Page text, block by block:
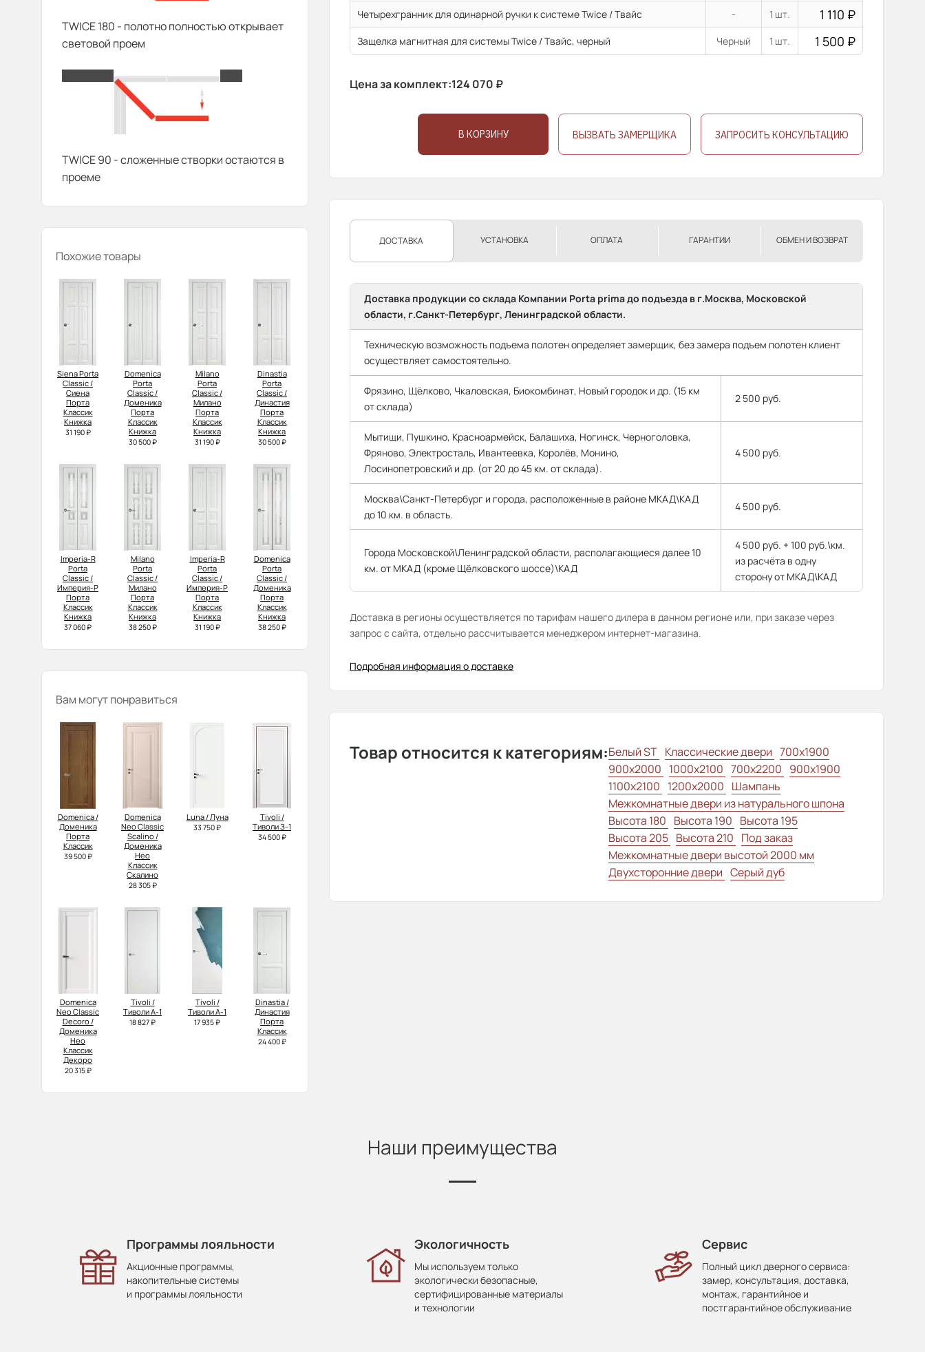
TWICE 180 - полотно полностью открывает
световой проем
TWICE 90 - сложенные створки остаются в
проеме
Похожие товары
Siena Porta
Classic /
Сиена
Порта
Классик
Книжка
31 190 ₽
Domenica
Porta
Classic /
Доменика
Порта
Классик
Книжка
30 500 ₽
Milano
Porta
Classic /
Милано
Порта
Классик
Книжка
31 190 ₽
Dinastia
Porta
Classic /
Династия
Порта
Классик
Книжка
30 500 ₽
Imperia-R
Porta
Classic /
Империя-Р
Порта
Классик
Книжка
37 060 ₽
Milano
Porta
Classic /
Милано
Порта
Классик
Книжка
38 250 ₽
Imperia-R
Porta
Classic /
Империя-Р
Порта
Классик
Книжка
31 190 ₽
Domenica
Porta
Classic /
Доменика
Порта
Классик
Книжка
38 250 ₽
Вам могут понравиться
Domenica /
Доменика
Порта
Классик
39 500 ₽
Domenica
Neo Classic
Scalino /
Доменика
Нео
Классик
Скалино
28 305 ₽
Luna / Луна
33 750 ₽
Tivoli /
Тиволи З-1
34 500 ₽
Domenica
Neo Classic
Decoro /
Доменика
Нео
Классик
Декоро
20 315 ₽
Tivoli /
Тиволи А-1
18 827 ₽
Tivoli /
Тиволи А-1
17 935 ₽
Dinastia /
Династия
Порта
Классик
24 400 ₽
Четырехгранник для одинарной ручки к системе Twice / Твайс - 1 шт. 1 110 ₽
Защелка магнитная для системы Twice / Твайс, черный Черный 1 шт. 1 500 ₽
Цена за комплект:124 070 ₽
В КОРЗИНУ ВЫЗВАТЬ ЗАМЕРЩИКА ЗАПРОСИТЬ КОНСУЛЬТАЦИЮ
ДОСТАВКА УСТАНОВКА ОПЛАТА ГАРАНТИИ ОБМЕН И ВОЗВРАТ
Доставка продукции со склада Компании Porta prima до подъезда в г.Москва, Московской
области, г.Санкт-Петербург, Ленинградской области.
Техническую возможность подъема полотен определяет замерщик, без замера подъем полотен клиент
осуществляет самостоятельно.
Фрязино, Щёлково, Чкаловская, Биокомбинат, Новый городок и др. (15 км
от склада)
2 500 руб.
Мытищи, Пушкино, Красноармейск, Балашиха, Ногинск, Черноголовка,
Фряново, Электросталь, Ивантеевка, Королёв, Монино,
Лосинопетровский и др. (от 20 до 45 км. от склада).
4 500 руб.
Москва\Санкт-Петербург и города, расположенные в районе МКАД\КАД
до 10 км. в область.
4 500 руб.
Города Московской\Ленинградской области, располагающиеся далее 10
км. от МКАД (кроме Щёлковского шоссе)\КАД
4 500 руб. + 100 руб.\км.
из расчёта в одну
сторону от МКАД\КАД
Доставка в регионы осуществляется по тарифам нашего дилера в данном регионе или, при заказе через
запрос с сайта, отдельно рассчитывается менеджером интернет-магазина.
Подробная информация о доставке
Товар относится к категориям:Белый ST Классические двери 700x1900
900x2000 1000x2100 700x2200 900x1900
1100x2100 1200x2000 Шампань
Межкомнатные двери из натурального шпона
Высота 180 Высота 190 Высота 195
Высота 205 Высота 210 Под заказ
Межкомнатные двери высотой 2000 мм
Двухсторонние двери Серый дуб
Наши преимущества
Программы лояльности
Акционные программы,
накопительные системы
и программы лояльности
Экологичность
Мы используем только
экологически безопасные,
сертифицированные материалы
и технологии
Сервис
Полный цикл дверного сервиса:
замер, консультация, доставка,
монтаж, гарантийное и
постгарантийное обслуживание